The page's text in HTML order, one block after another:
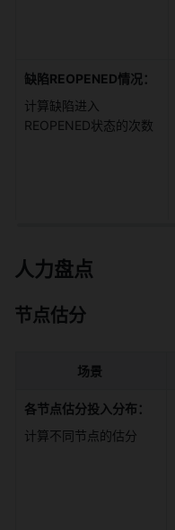
缺陷REOPENED情况：
计算缺陷进入
REOPENED状态的次数
人力盘点
节点估分
场景
各节点估分投入分布：
计算不同节点的估分